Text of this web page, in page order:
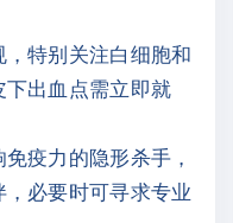
特别关注白细胞和
出血点需立即就
疫力的隐形杀手，
必要时可寻求专业